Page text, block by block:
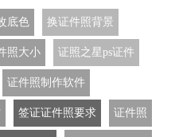
底色 换证件照背景
照大小 证照之星ps证件
证件照制作软件
签证证件照要求 证件照